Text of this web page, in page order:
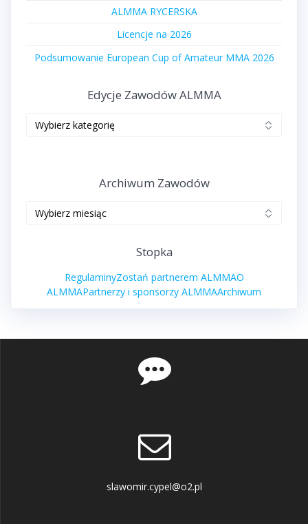
ALMMA RYCERSKA
Licencje na 2026
Podsumowanie European Cup of Amateur MMA 2026
Edycje Zawodów ALMMA
Archiwum Zawodów
Stopka
RegulaminyZostań partnerem ALMMAO
ALMMAPartnerzy i sponsorzy ALMMAArchiwum
slawomir.cypel@o2.pl